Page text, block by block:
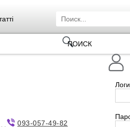
ПОИСК
093-057-49-82